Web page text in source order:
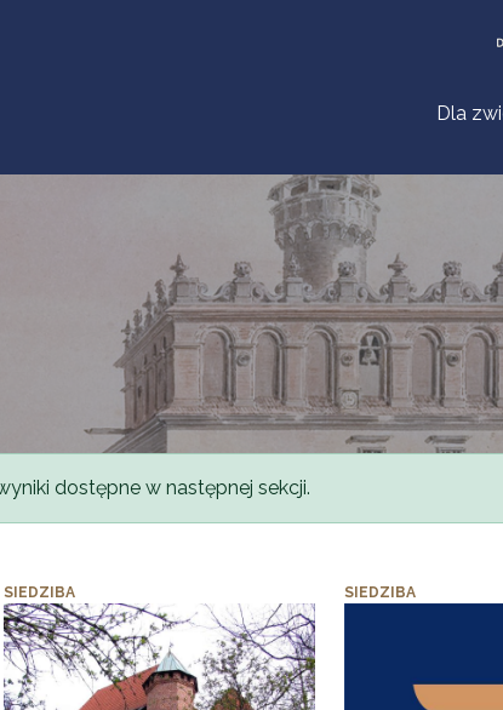
Dla
dostępne w następnej sekcji.
SIEDZIBA SIEDZIBA